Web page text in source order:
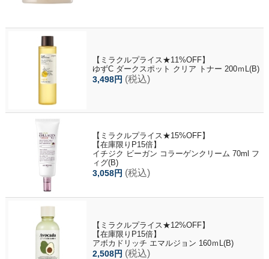
【ミラクルプライス★11%OFF】
ゆずC ダークスポット クリア トナー 200ｍL(B)
3,498円 (税込)
【ミラクルプライス★15%OFF】
【在庫限りP15倍】
イチジク ビーガン コラーゲンクリーム 70ml フ
ィグ(B)
3,058円 (税込)
【ミラクルプライス★12%OFF】
【在庫限りP15倍】
アボカドリッチ エマルジョン 160ｍL(B)
2,508円 (税込)